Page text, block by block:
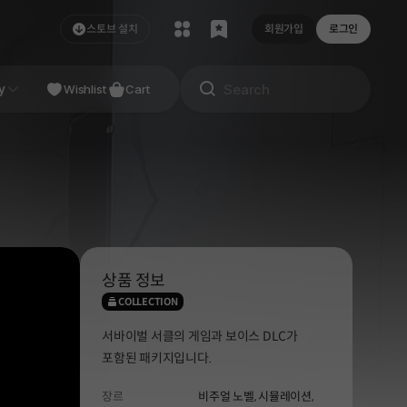
스토브 설치 회원가입 로그인
Studio
Wishlist Cart
상품 정보
COLLECTION
서바이벌 서클의 게임과 보이스 DLC가
포함된 패키지입니다.
장르 비주얼 노벨,시뮬레이션,